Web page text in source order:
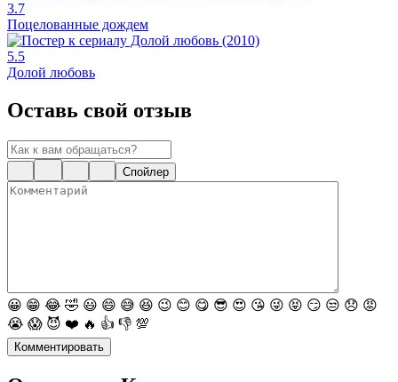
3.7
Поцелованные дождем
5.5
Долой любовь
Оставь свой отзыв
Спойлер
😀 😁 😂 🤣 😃 😄 😅 😆 😉 😊 😋 😎 😍 😘 😜 😝 😏 😒 😞 😡
😭 😱 😈 ❤️ 🔥 👍 👎 💯
Комментировать